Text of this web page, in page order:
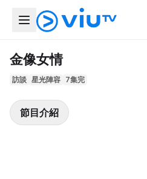
金像女情
訪談 星光陣容 7集完
節目介紹